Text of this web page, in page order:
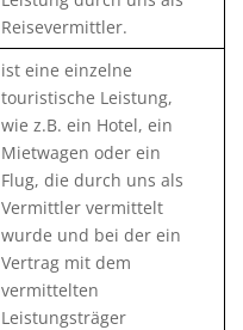
Reisevermittler.
ist eine einzelne
touristische Leistung,
wie z.B. ein Hotel, ein
Mietwagen oder ein
Flug, die durch uns als
Vermittler vermittelt
wurde und bei der ein
Vertrag mit dem
vermittelten
Leistungsträger